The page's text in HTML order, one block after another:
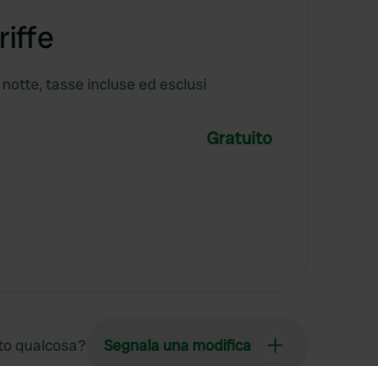
tasse incluse ed esclusi
Gratuito
qualcosa? Segnala una modifica